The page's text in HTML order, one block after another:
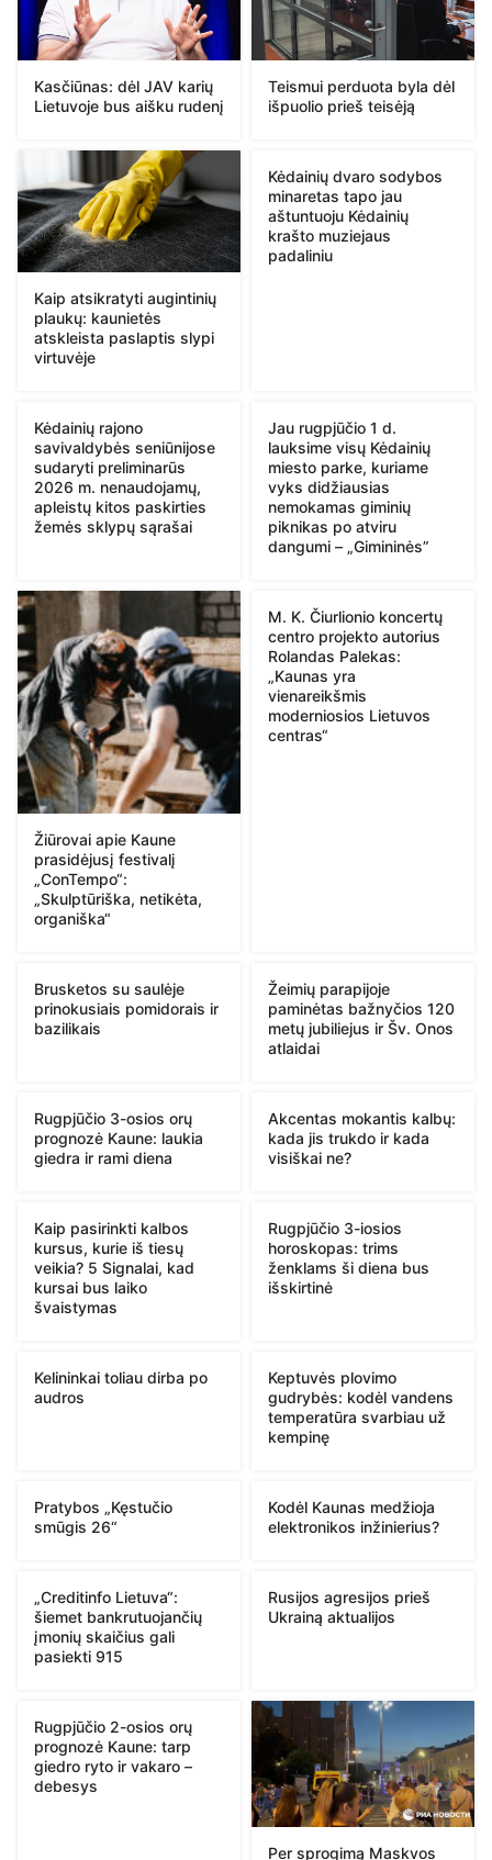
Kasčiūnas: dėl JAV karių
Lietuvoje bus aišku rudenį
Teismui perduota byla dėl
išpuolio prieš teisėją
Kaip atsikratyti augintinių
plaukų: kaunietės
atskleista paslaptis slypi
virtuvėje
Kėdainių dvaro sodybos
minaretas tapo jau
aštuntuoju Kėdainių
krašto muziejaus
padaliniu
Kėdainių rajono
savivaldybės seniūnijose
sudaryti preliminarūs
2026 m. nenaudojamų,
apleistų kitos paskirties
žemės sklypų sąrašai
Jau rugpjūčio 1 d.
lauksime visų Kėdainių
miesto parke, kuriame
vyks didžiausias
nemokamas giminių
piknikas po atviru
dangumi – „Gimininės”
Žiūrovai apie Kaune
prasidėjusį festivalį
„ConTempo“:
„Skulptūriška, netikėta,
organiška“
M. K. Čiurlionio koncertų
centro projekto autorius
Rolandas Palekas:
„Kaunas yra
vienareikšmis
moderniosios Lietuvos
centras“
Brusketos su saulėje
prinokusiais pomidorais ir
bazilikais
Žeimių parapijoje
paminėtas bažnyčios 120
metų jubiliejus ir Šv. Onos
atlaidai
Rugpjūčio 3-osios orų
prognozė Kaune: laukia
giedra ir rami diena
Akcentas mokantis kalbų:
kada jis trukdo ir kada
visiškai ne?
Kaip pasirinkti kalbos
kursus, kurie iš tiesų
veikia? 5 Signalai, kad
kursai bus laiko
švaistymas
Rugpjūčio 3-iosios
horoskopas: trims
ženklams ši diena bus
išskirtinė
Kelininkai toliau dirba po
audros
Keptuvės plovimo
gudrybės: kodėl vandens
temperatūra svarbiau už
kempinę
Pratybos „Kęstučio
smūgis 26“
Kodėl Kaunas medžioja
elektronikos inžinierius?
„Creditinfo Lietuva“:
šiemet bankrutuojančių
įmonių skaičius gali
pasiekti 915
Rusijos agresijos prieš
Ukrainą aktualijos
Rugpjūčio 2-osios orų
prognozė Kaune: tarp
giedro ryto ir vakaro –
debesys
Per sprogimą Maskvos